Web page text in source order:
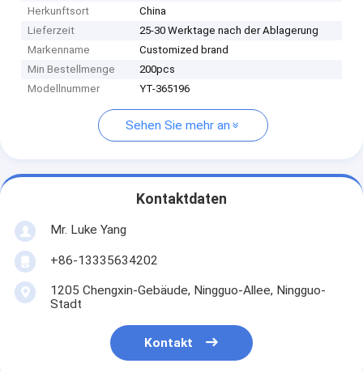
Herkunftsort
China
Lieferzeit
25-30 Werktage nach der Ablagerung
Markenname
Customized brand
Min Bestellmenge
200pcs
Modellnummer
YT-365196
Sehen Sie mehr an
Kontaktdaten
Mr. Luke Yang
+86-13335634202
1205 Chengxin-Gebäude, Ningguo-Allee, Ningguo-
Stadt
Kontakt